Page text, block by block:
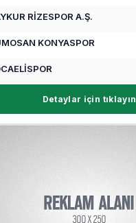
RİZESPOR A.Ş.
KONYASPOR
Detaylar için tıklayın